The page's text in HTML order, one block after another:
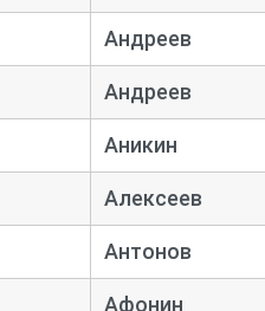
Андреев
Андреев
Аникин
Алексеев
Антонов
Афонин